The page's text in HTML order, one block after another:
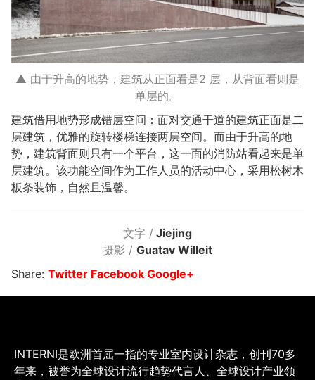
▲ 由于升高的地势，建筑从正面看是2 层，从背面看则是
单层的。
建筑借用地势形成错层空间：面对交通干道的建筑正面是二
层建筑，优雅的旋转楼梯连接两层空间。而由于升高的地
势，建筑背面则只有一个平台，这一面的消防站看起来是单
层建筑。该功能空间作为工作人员的活动中心，采用松树木
板条装饰，自然且温馨。
文字 / Jiejing
摄影 / Guatav Willeit
Share: Twitter Facebook Google+
INTERNI是欧洲首屈一指的专业室内设计杂志，创刊70多
年来，被誉为全球设计流行趋势代言人、全球设计产业领